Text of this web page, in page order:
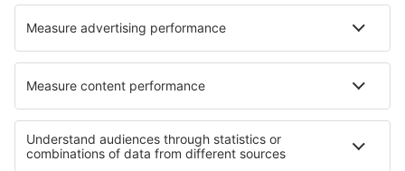
Hoteluri în Sankt Georgen Im Attergau Hoteluri în Bertem
Cele mai bune hoteluri - regiuni
Hoteluri în Riviera Veneţiană Hoteluri in Calabria
Hoteluri in Dolomites Hoteluri in Umbria